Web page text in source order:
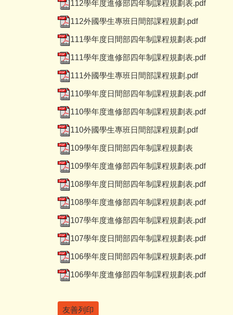
112學年度進修部四年制課程規劃表.pdf
112外國學生專班日間部課程規劃.pdf
111學年度日間部四年制課程規劃表.pdf
111學年度進修部四年制課程規劃表.pdf
111外國學生專班日間部課程規劃.pdf
110學年度日間部四年制課程規劃表.pdf
110學年度進修部四年制課程規劃表.pdf
110外國學生專班日間部課程規劃.pdf
109學年度日間部四年制課程規劃表
109學年度進修部四年制課程規劃表.pdf
108學年度日間部四年制課程規劃表.pdf
108學年度進修部四年制課程規劃表.pdf
107學年度進修部四年制課程規劃表.pdf
107學年度日間部四年制課程規劃表.pdf
106學年度日間部四年制課程規劃表.pdf
106學年度進修部四年制課程規劃表.pdf
友善列印